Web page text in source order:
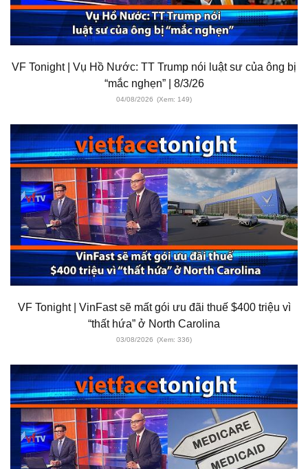
VF Tonight | Vụ Hồ Nước: TT Trump nói luật sư của ông bị
“mắc nghẹn” | 8/3/26
04/08/2026 (Xem: 149)
VF Tonight | VinFast sẽ mất gói ưu đãi thuế $400 triệu vì
“thất hứa” ở North Carolina
03/08/2026 (Xem: 336)